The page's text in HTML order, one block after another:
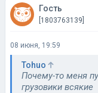
Гость
[1803763139]
08 июня, 19:59
Tohuo
Почему-то меня
грузовики всякие